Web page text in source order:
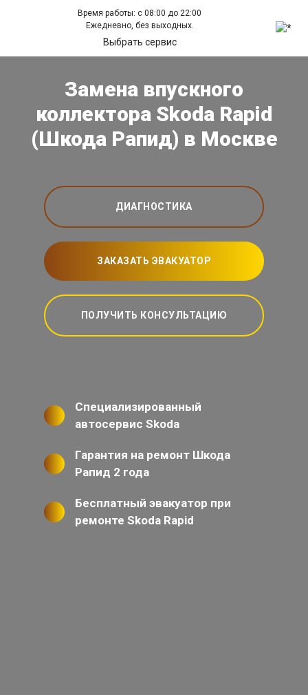
Время работы: с 08:00 до 22:00
Ежедневно, без выходных.
Выбрать сервис
Замена впускного
коллектора Skoda Rapid
(Шкода Рапид) в Москве
ДИАГНОСТИКА
ЗАКАЗАТЬ ЭВАКУАТОР
ПОЛУЧИТЬ КОНСУЛЬТАЦИЮ
Специализированный
автосервис Skoda
Гарантия на ремонт Шкода
Рапид 2 года
Бесплатный эвакуатор при
ремонте Skoda Rapid